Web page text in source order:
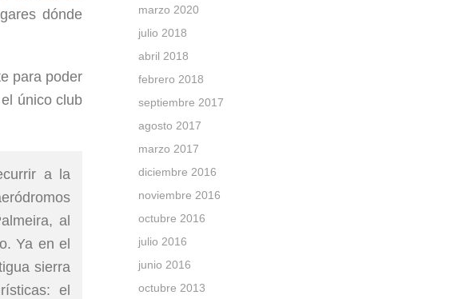
dónde
para poder
único club
a la
al
Ya en el
sierra
el
marzo 2020
julio 2018
abril 2018
febrero 2018
septiembre 2017
agosto 2017
marzo 2017
diciembre 2016
noviembre 2016
octubre 2016
julio 2016
junio 2016
octubre 2013